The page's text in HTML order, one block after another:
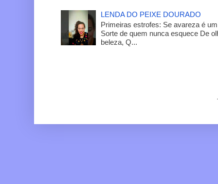
LENDA DO PEIXE DOURADO
Primeiras estrofes: Se avareza é
Sorte de quem nunca esquece De
beleza, Q...